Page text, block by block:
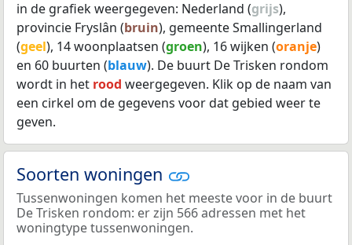
in de grafiek weergegeven: Nederland (grijs),
provincie Fryslân (bruin), gemeente Smallingerland
(geel), 14 woonplaatsen (groen), 16 wijken (oranje)
en 60 buurten (blauw). De buurt De Trisken rondom
wordt in het rood weergegeven. Klik op de naam van
een cirkel om de gegevens voor dat gebied weer te
geven.
Soorten woningen
Tussenwoningen komen het meeste voor in de buurt
De Trisken rondom: er zijn 566 adressen met het
woningtype tussenwoningen.